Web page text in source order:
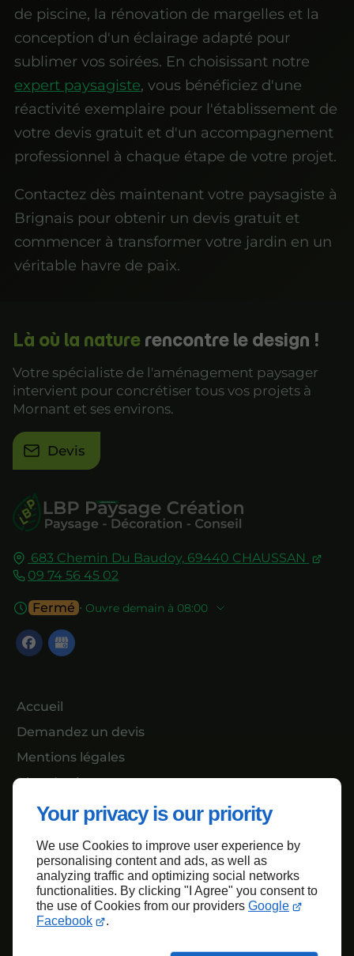
Your privacy is our priority
We use Cookies to improve user experience by
personalising content and ads, as well as
analyzing traffic and optimizing social networks
functionalities. By clicking "I Agree" you consent to
the use of Cookies from our providers Google
Facebook
.
de piscine, la rénovation de margelles et la
conception d'un éclairage adapté pour
sublimer vos soirées. En choisissant notre
expert paysagiste, vous bénéficiez d'une
réactivité exemplaire pour l'établissement de
votre devis gratuit et d'un accompagnement
professionnel à chaque étape de votre projet.
Contactez dès maintenant votre paysagiste à
Brignais pour obtenir un devis gratuit et
commencer à transformer votre jardin en un
véritable havre de paix.
683 Chemin Du Baudoy, 69440 CHAUSSAN
09 74 56 45 02
Fermé ⋅ Ouvre demain à 08:00
Accueil
Demandez un devis
Mentions légales
Plan du site
Là où la nature rencontre le design !
Votre spécialiste de l'aménagement paysager
intervient pour concrétiser tous vos projets à
Mornant et ses environs.
Devis
Haut de page